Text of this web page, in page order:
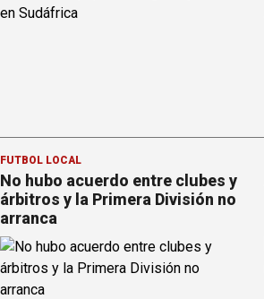
FÚTBOL LOCAL
No hubo acuerdo entre clubes y
árbitros y la Primera División no
arranca